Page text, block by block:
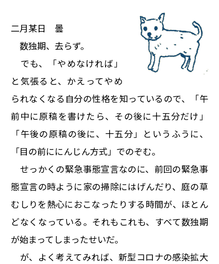
二月某日 曇
数独期、去らず。
でも、「やめなければ」
と気張ると、かえってやめ
られなくなる自分の性格を知っているので、「午
前中に原稿を書けたら、その後に十五分だけ」
「午後の原稿の後に、十五分」というふうに、
「目の前ににんじん方式」でのぞむ。
せっかくの緊急事態宣言なのに、前回の緊急事
態宣言の時ように家の掃除にはげんだり、庭の草
むしりを熱心におこなったりする時間が、ほとん
どなくなっている。それもこれも、すべて数独期
が始まってしまったせいだ。
が、よく考えてみれば、新型コロナの感染拡大